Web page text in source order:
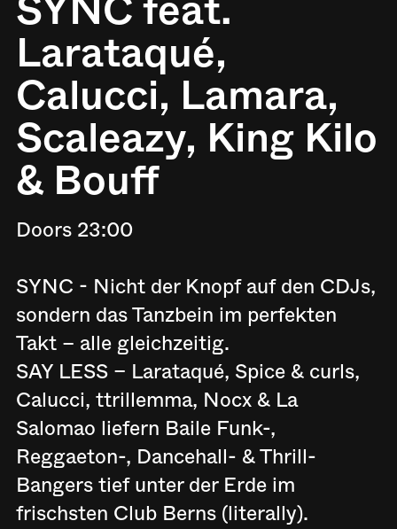
Larataqué,
Calucci, Lamara,
Scaleazy, King Kilo
& Bouff
Doors 23:00
SYNC - Nicht der Knopf auf den CDJs,
sondern das Tanzbein im perfekten
Takt – alle gleichzeitig. ‍
SAY LESS – Larataqué, Spice & curls,
Calucci, ttrillemma, Nocx & La
Salomao liefern Baile Funk-,
Reggaeton-, Dancehall- & Thrill-
Bangers tief unter der Erde im
frischsten Club Berns (literally).